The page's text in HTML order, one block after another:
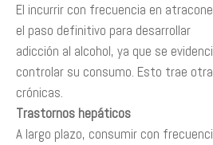
El incurrir con frecuencia en
el paso definitivo para desarrollar
adicción al alcohol, ya que se
controlar su consumo. Esto trae
crónicas.
Trastornos hepáticos
A largo plazo, consumir con